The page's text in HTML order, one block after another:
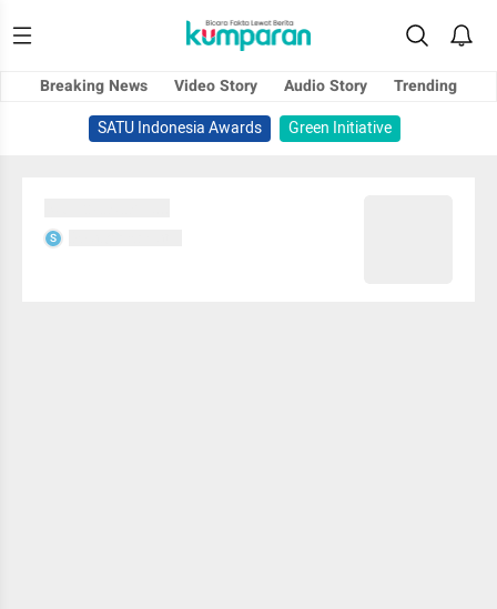
Breaking News Video Story Audio Story
Trending
SATU Indonesia Awards
Green Initiative
S